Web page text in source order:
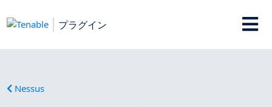
プラグイン
Nessus